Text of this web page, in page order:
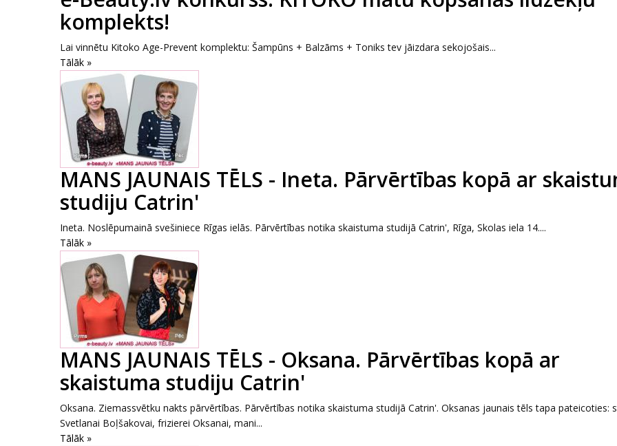
komplekts!
Lai vinnētu Kitoko Age-Prevent komplektu: Šampūns + Balzāms + Toniks tev jāizdara sekojošais...
Tālāk »
MANS JAUNAIS TĒLS - Ineta. Pārvērtības kopā ar
studiju Catrin'
Ineta. Noslēpumainā svešiniece Rīgas ielās. Pārvērtības notika skaistuma studijā Catrin', Rīga, Skolas iela 14....
Tālāk »
MANS JAUNAIS TĒLS - Oksana. Pārvērtības kopā ar
skaistuma studiju Catrin'
Oksana. Ziemassvētku nakts pārvērtības. Pārvērtības notika skaistuma studijā Catrin'. Oksanas jaunais tēls tapa pateicoties:
Svetlanai Boļšakovai, frizierei Oksanai, mani...
Tālāk »